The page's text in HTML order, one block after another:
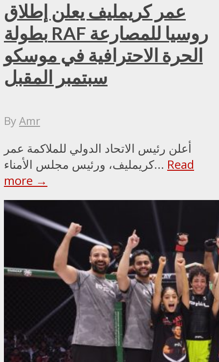
عمر كريمليف يعلن إطلاق
بطولة RAF روسيا للمصارعة
الحرة الاحترافية في موسكو
سبتمبر المقبل
ByAmr
أعلن رئيس الاتحاد الدولي للملاكمة عمر
كريمليف، ورئيس مجلس الأمناء... Read
more →